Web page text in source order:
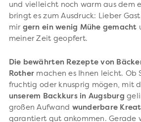
und vielleicht noch warm aus dem
bringt es zum Ausdruck: Lieber
mir gern ein wenig Mühe gemacht
meiner Zeit geopfert.
Die bewährten Rezepte von
Rother machen es Ihnen leicht. Ob
fruchtig oder knusprig mögen, mit
unserem Backkurs in Augsburg
großen Aufwand wunderbare
garantiert gut ankommen. Gerade